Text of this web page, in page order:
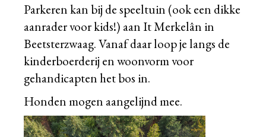
Parkeren kan bij de speeltuin (ook een dikke
aanrader voor kids!) aan It Merkelân in
Beetsterzwaag. Vanaf daar loop je langs de
kinderboerderij en woonvorm voor
gehandicapten het bos in.
Honden mogen aangelijnd mee.